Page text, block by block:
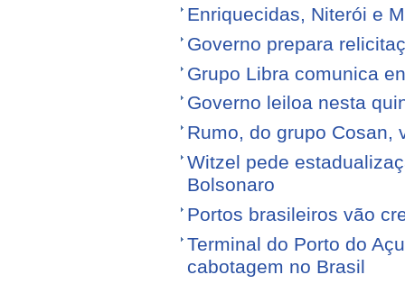
Enriquecidas, Niterói e
Governo prepara
Grupo Libra comunica
Governo leiloa nesta
Rumo, do grupo Cosan,
Witzel pede
Bolsonaro
Portos brasileiros vão
Terminal do Porto do
cabotagem no Brasil